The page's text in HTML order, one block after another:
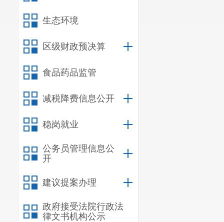
生态环境
区级财政预决算
食品药品监管
减税降费信息公开
稳岗就业
公务员管理信息公
开
建议提案办理
政府接受法院行政法
律文书机构公示